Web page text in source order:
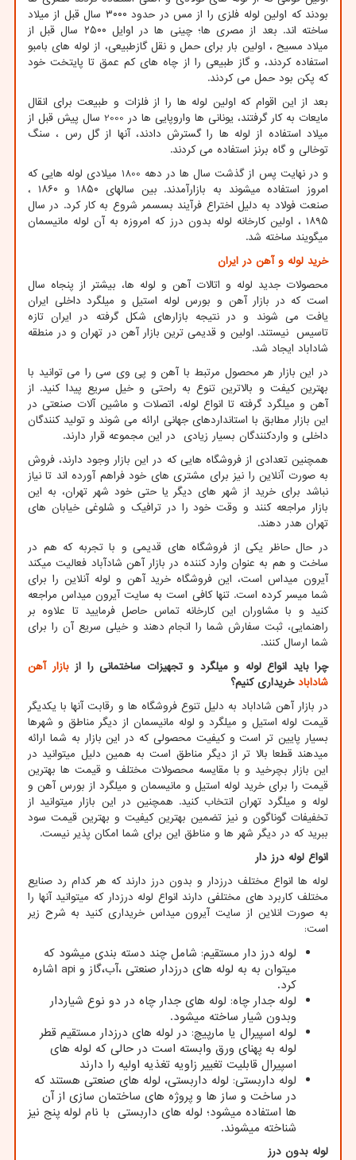
بودند که اولین لوله فلزی را از مس در حدود ۳۰۰۰ سال قبل از میلاد
ساخته اند. بعد از مصری ها؛ چینی ها در اوایل ۲۵۰۰ سال قبل از
میلاد مسیح ، اولین بار برای حمل و نقل گازطبیعی، از لوله های بامبو
استفاده کردند، و گاز طبیعی را از چاه های کم عمق تا پایتخت خود
که پکن بود حمل می کردند.
بعد از این اقوام که اولین لوله ها را از فلزات و طبیعت برای انقال
مایعات به کار گرفتند، یونانی ها واروپایی ها در 2000 سال پیش قبل از
میلاد استفاده از لوله ها را گسترش دادند، آنها از گل رس ، سنگ
توخالی و گاه برنز استفاده می کردند.
و در نهایت پس از گذشت سال ها در دهه 1800 میلادی لوله هایی که
امروز استفاده میشوند به بازارآمدند. بین سالهای ۱۸۵۰ و ۱۸۶۰ ،
صنعت فولاد به دلیل اختراع فرآیند بسسمر شروع به کار کرد. در سال
۱۸۹۵ ، اولین کارخانه لوله بدون درز که امروزه به آن لوله مانیسمان
میگویند ساخته شد.
خرید لوله و آهن در ایران
محصولات جدید لوله و اتالات آهن و لوله ها، بیشتر از پنجاه سال
است که در بازار آهن و بورس لوله استیل و میلگرد داخلی ایران
یافت می شوند و در نتیجه بازارهای شکل گرفته در ایران تازه
تاسیس نیستند. اولین و قدیمی ترین بازار آهن در تهران و در منطقه
شاداباد ایجاد شد.
در این بازار هر محصول مرتبط با آهن و پی وی سی را می توانید با
بهترین کیفت و بالاترین تنوع به راحتی و خیل سریع پیدا کنید. از
آهن و میلگرد گرفته تا انواع لوله، اتصلات و ماشین آلات صنعتی در
این بازار مطابق با استانداردهای جهانی ارائه می شوند و تولید کنندگان
داخلی و واردکنندگان بسیار زیادی در این مجموعه قرار دارند.
همچنین تعدادی از فروشگاه هایی که در این بازار وجود دارند، فروش
به صورت آنلاین را نیز برای مشتری های خود فراهم آورده اند تا نیاز
نباشد برای خرید از شهر های دیگر یا حتی خود شهر تهران، به این
بازار مراجعه کنند و وقت خود را در ترافیک و شلوغی خیابان های
تهران هدر دهند.
در حال حاظر یکی از فروشگاه های قدیمی و با تجربه که هم در
ساخت و هم به عنوان وارد کننده در بازار آهن شادآباد فعالیت میکند
آیرون میداس است، این فروشگاه خرید آهن و لوله آنلاین را برای
شما میسر کرده است. تنها کافی است به سایت آیرون میداس مراجعه
کنید و با مشاوران این کارخانه تماس حاصل فرمایید تا علاوه بر
راهنمایی، ثبت سفارش شما را انجام دهند و خیلی سریع آن را برای
شما ارسال کنند.
چرا باید انواع لوله و میلگرد و تجهیزات ساختمانی را ازبازار آهن
شاداباد خریداری کنیم؟
در بازار آهن شاداباد به دلیل تنوع فروشگاه ها و رقابت آنها با یکدیگر
قیمت لوله استیل و میلگرد و لوله مانیسمان از دیگر مناطق و شهرها
بسیار پایین تر است و کیفیت محصولی که در این بازار به شما ارائه
میدهند قطعا بالا تر از دیگر مناطق است به همین دلیل میتوانید در
این بازار بچرخید و با مقایسه محصولات مختلف و قیمت ها بهترین
قیمت را برای خرید لوله استیل و مانیسمان و میلگرد از بورس آهن و
لوله و میلگرد تهران انتخاب کنید. همچنین در این بازار میتوانید از
تخفیفات گوناگون و نیز تضمین بهترین کیفیت و بهترین قیمت سود
ببرید که در دیگر شهر ها و مناطق این برای شما امکان پذیر نیست.
انواع لوله درز دار
لوله ها انواع مختلف درزدار و بدون درز دارند که هر کدام رد صنایع
مختلف کاربرد های مختلفی دارند انواع لوله درزدار که میتوانید آنها را
به صورت انلاین از سایت آیرون میداس خریداری کنید به شرح زیر
است:
لوله درز دار مستقیم: شامل چند دسته بندی میشود که
میتوان به به لوله های درزدار صنعتی ،آب،گاز و api اشاره
کرد.
لوله جدار چاه: لوله های جدار چاه در دو نوع شیاردار
وبدون شیار ساخته میشود.
لوله اسپیرال یا مارپیچ: در لوله های درزدار مستقیم قطر
لوله به پهنای ورق وابسته است در حالی که لوله های
اسپیرال قابلیت تغییر زاویه تغذیه اولیه را دارند
لوله داربستی: لوله داربستی، لوله های صنعتی هستند که
در ساخت و ساز ها و پروژه های ساختمان سازی از آن
ها استفاده میشود؛ لوله های داربستی با نام لوله پنج نیز
شناخته میشوند.
لوله بدون درز